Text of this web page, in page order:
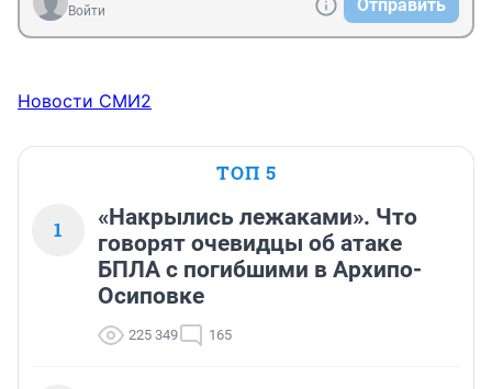
Войти
Отправить
Новости СМИ2
ТОП 5
1
«Накрылись лежаками». Что
говорят очевидцы об атаке
БПЛА с погибшими в Архипо-
Осиповке
225 349 165